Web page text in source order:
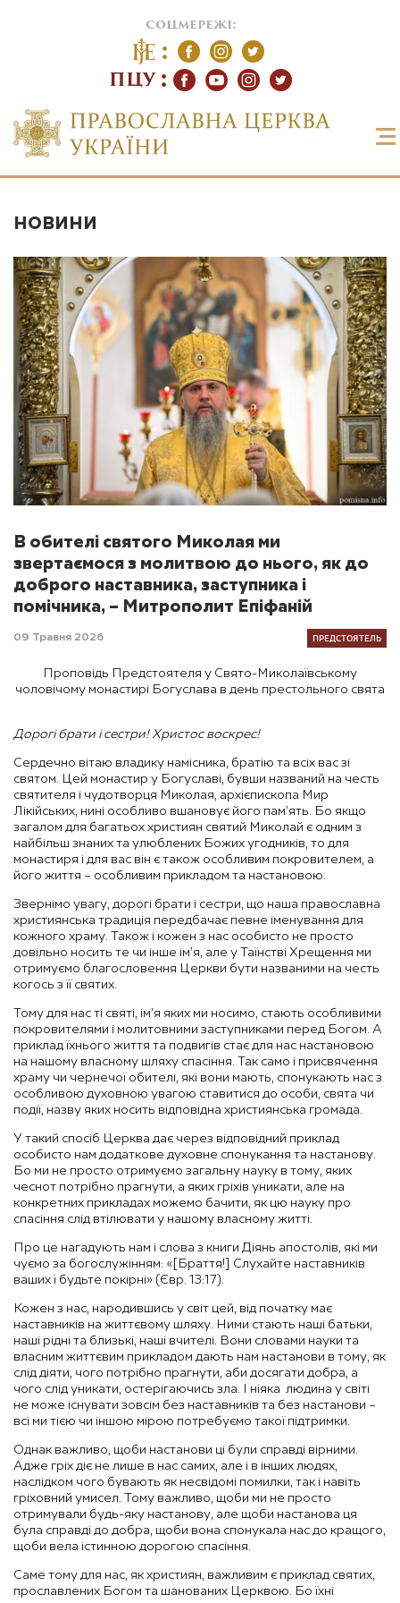
соцмережі:
ПЦУ
НОВИНИ
В обителі святого Миколая ми
звертаємося з молитвою до нього, як до
доброго наставника, заступника і
помічника, – Митрополит Епіфаній
09 Травня 2026 ПРЕДСТОЯТЕЛЬ
Проповідь Предстоятеля у Свято-Миколаївському
чоловічому монастирі Богуслава в день престольного свята
Дорогі брати і сестри! Христос воскрес!
Сердечно вітаю владику намісника, братію та всіх вас зі
святом. Цей монастир у Богуславі, бувши названий на честь
святителя і чудотворця Миколая, архієпископа Мир
Лікійських, нині особливо вшановує його пам’ять. Бо якщо
загалом для багатьох християн святий Миколай є одним з
найбільш знаних та улюблених Божих угодників, то для
монастиря і для вас він є також особливим покровителем, а
його життя – особливим прикладом та настановою.
Звернімо увагу, дорогі брати і сестри, що наша православна
християнська традиція передбачає певне іменування для
кожного храму. Також і кожен з нас особисто не просто
довільно носить те чи інше ім’я, але у Таїнстві Хрещення ми
отримуємо благословення Церкви бути названими на честь
когось з її святих.
Тому для нас ті святі, ім’я яких ми носимо, стають особливими
покровителями і молитовними заступниками перед Богом. А
приклад їхнього життя та подвигів стає для нас настановою
на нашому власному шляху спасіння. Так само і присвячення
храму чи чернечої обителі, які вони мають, спонукають нас з
особливою духовною увагою ставитися до особи, свята чи
події, назву яких носить відповідна християнська громада.
У такий спосіб Церква дає через відповідний приклад
особисто нам додаткове духовне спонукання та настанову.
Бо ми не просто отримуємо загальну науку в тому, яких
чеснот потрібно прагнути, а яких гріхів уникати, але на
конкретних прикладах можемо бачити, як цю науку про
спасіння слід втілювати у нашому власному житті.
Про це нагадують нам і слова з книги Діянь апостолів, які ми
чуємо за богослужінням: «[Браття!] Слухайте наставників
ваших i будьте покірні» (Євр. 13:17).
Кожен з нас, народившись у світ цей, від початку має
наставників на життєвому шляху. Ними стають наші батьки,
наші рідні та близькі, наші вчителі. Вони словами науки та
власним життєвим прикладом дають нам настанови в тому, як
слід діяти, чого потрібно прагнути, аби досягати добра, а
чого слід уникати, остерігаючись зла. І ніяка людина у світі
не може існувати зовсім без наставників та без настанови –
всі ми тією чи іншою мірою потребуємо такої підтримки.
Однак важливо, щоби настанови ці були справді вірними.
Адже гріх діє не лише в нас самих, але і в інших людях,
наслідком чого бувають як несвідомі помилки, так і навіть
гріховний умисел. Тому важливо, щоби ми не просто
отримували будь-яку настанову, але щоби настанова ця
була справді до добра, щоби вона спонукала нас до кращого,
щоби вела істинною дорогою спасіння.
Саме тому для нас, як християн, важливим є приклад святих,
прославлених Богом та шанованих Церквою. Бо їхні